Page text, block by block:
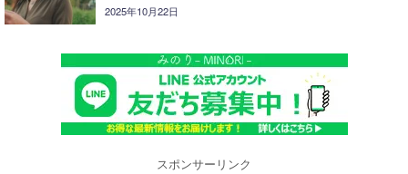
2025年10月22日
スポンサーリンク